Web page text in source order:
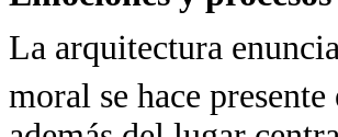
La arquitectura
moral se hace